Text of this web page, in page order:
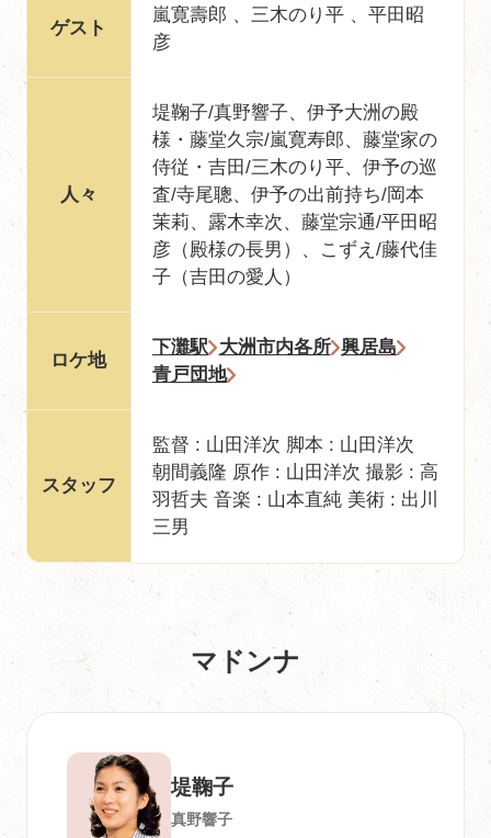
ゲスト
嵐寛壽郎 、三木のり平 、平田昭
彦
人々
堤鞠子/真野響子、伊予大洲の殿
様・藤堂久宗/嵐寛寿郎、藤堂家の
侍従・吉田/三木のり平、伊予の巡
査/寺尾聰、伊予の出前持ち/岡本
茉莉、露木幸次、藤堂宗通/平田昭
彦（殿様の長男）、こずえ/藤代佳
子（吉田の愛人）
ロケ地
下灘駅 大洲市内各所 興居島
青戸団地
スタッフ
監督 : 山田洋次 脚本 : 山田洋次
朝間義隆 原作 : 山田洋次 撮影 : 高
羽哲夫 音楽 : 山本直純 美術 : 出川
三男
マドンナ
堤鞠子
真野響子